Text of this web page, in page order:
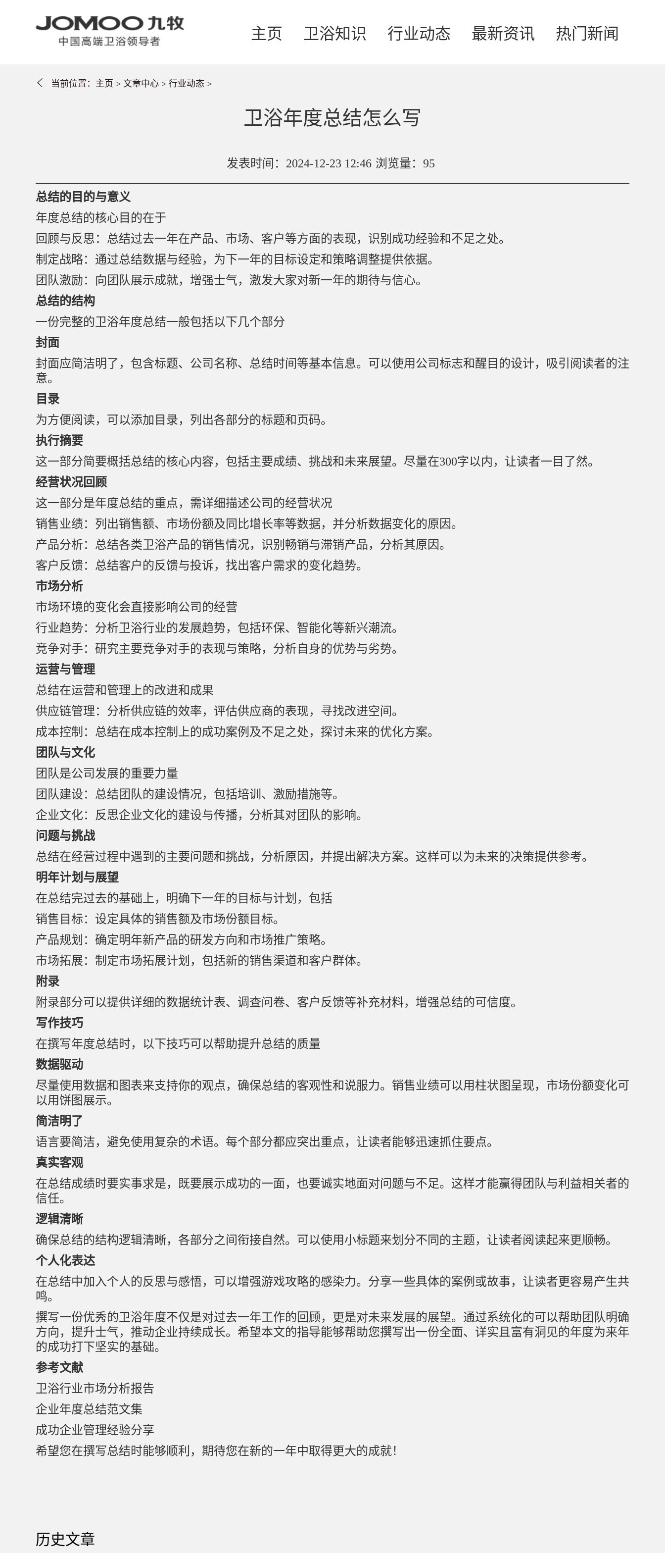
主页 卫浴知识 行业动态 最新资讯 热门新闻
当前位置： 主页 > 文章中心 > 行业动态 >
卫浴年度总结怎么写
发表时间：2024-12-23 12:46 浏览量：95
总结的目的与意义
年度总结的核心目的在于
回顾与反思：总结过去一年在产品、市场、客户等方面的表现，识别成功经验和不足之处。
制定战略：通过总结数据与经验，为下一年的目标设定和策略调整提供依据。
团队激励：向团队展示成就，增强士气，激发大家对新一年的期待与信心。
总结的结构
一份完整的卫浴年度总结一般包括以下几个部分
封面
封面应简洁明了，包含标题、公司名称、总结时间等基本信息。可以使用公司标志和醒目的设计，吸引阅读者的注
意。
目录
为方便阅读，可以添加目录，列出各部分的标题和页码。
执行摘要
这一部分简要概括总结的核心内容，包括主要成绩、挑战和未来展望。尽量在300字以内，让读者一目了然。
经营状况回顾
这一部分是年度总结的重点，需详细描述公司的经营状况
销售业绩：列出销售额、市场份额及同比增长率等数据，并分析数据变化的原因。
产品分析：总结各类卫浴产品的销售情况，识别畅销与滞销产品，分析其原因。
客户反馈：总结客户的反馈与投诉，找出客户需求的变化趋势。
市场分析
市场环境的变化会直接影响公司的经营
行业趋势：分析卫浴行业的发展趋势，包括环保、智能化等新兴潮流。
竞争对手：研究主要竞争对手的表现与策略，分析自身的优势与劣势。
运营与管理
总结在运营和管理上的改进和成果
供应链管理：分析供应链的效率，评估供应商的表现，寻找改进空间。
成本控制：总结在成本控制上的成功案例及不足之处，探讨未来的优化方案。
团队与文化
团队是公司发展的重要力量
团队建设：总结团队的建设情况，包括培训、激励措施等。
企业文化：反思企业文化的建设与传播，分析其对团队的影响。
问题与挑战
总结在经营过程中遇到的主要问题和挑战，分析原因，并提出解决方案。这样可以为未来的决策提供参考。
明年计划与展望
在总结完过去的基础上，明确下一年的目标与计划，包括
销售目标：设定具体的销售额及市场份额目标。
产品规划：确定明年新产品的研发方向和市场推广策略。
市场拓展：制定市场拓展计划，包括新的销售渠道和客户群体。
附录
附录部分可以提供详细的数据统计表、调查问卷、客户反馈等补充材料，增强总结的可信度。
写作技巧
在撰写年度总结时，以下技巧可以帮助提升总结的质量
数据驱动
尽量使用数据和图表来支持你的观点，确保总结的客观性和说服力。销售业绩可以用柱状图呈现，市场份额变化可
以用饼图展示。
简洁明了
语言要简洁，避免使用复杂的术语。每个部分都应突出重点，让读者能够迅速抓住要点。
真实客观
在总结成绩时要实事求是，既要展示成功的一面，也要诚实地面对问题与不足。这样才能赢得团队与利益相关者的
信任。
逻辑清晰
确保总结的结构逻辑清晰，各部分之间衔接自然。可以使用小标题来划分不同的主题，让读者阅读起来更顺畅。
个人化表达
在总结中加入个人的反思与感悟，可以增强游戏攻略的感染力。分享一些具体的案例或故事，让读者更容易产生共
鸣。
撰写一份优秀的卫浴年度不仅是对过去一年工作的回顾，更是对未来发展的展望。通过系统化的可以帮助团队明确
方向，提升士气，推动企业持续成长。希望本文的指导能够帮助您撰写出一份全面、详实且富有洞见的年度为来年
的成功打下坚实的基础。
参考文献
卫浴行业市场分析报告
企业年度总结范文集
成功企业管理经验分享
希望您在撰写总结时能够顺利，期待您在新的一年中取得更大的成就！
历史文章